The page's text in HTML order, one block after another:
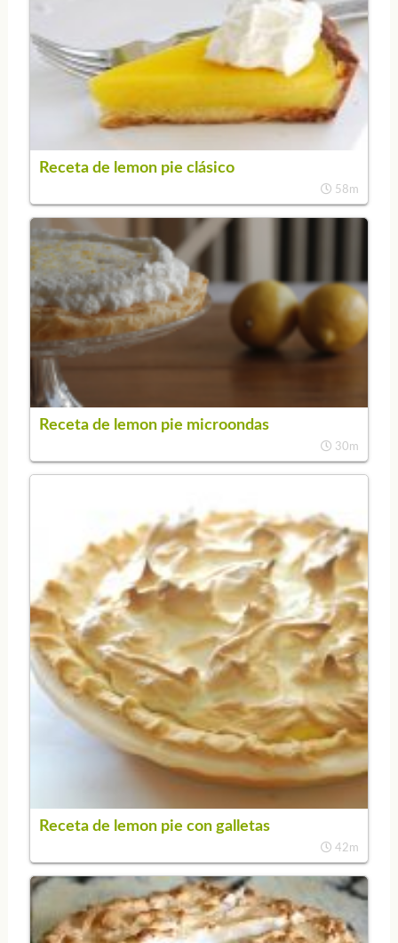
Receta de lemon pie clásico
58m
Receta de lemon pie microondas
30m
Receta de lemon pie con galletas
42m